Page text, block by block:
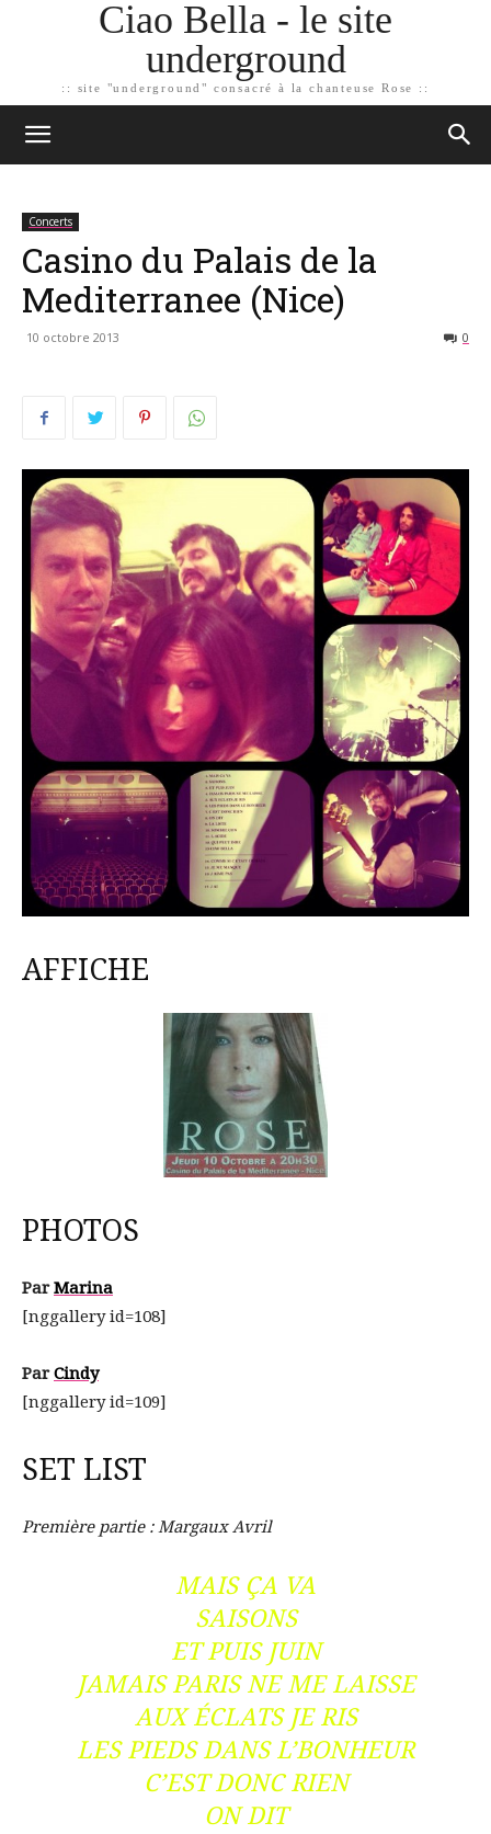
Ciao Bella - le site
underground
:: site "underground" consacré à la chanteuse Rose ::
Concerts
Casino du Palais de la
Mediterranee (Nice)
10 octobre 2013 0
AFFICHE
PHOTOS
ParMarina
[nggallery id=108]
ParCindy
[nggallery id=109]
SET LIST
Première partie : Margaux Avril
MAIS ÇA VA
SAISONS
ET PUIS JUIN
JAMAIS PARIS NE ME LAISSE
AUX ÉCLATS JE RIS
LES PIEDS DANS L’BONHEUR
C’EST DONC RIEN
ON DIT